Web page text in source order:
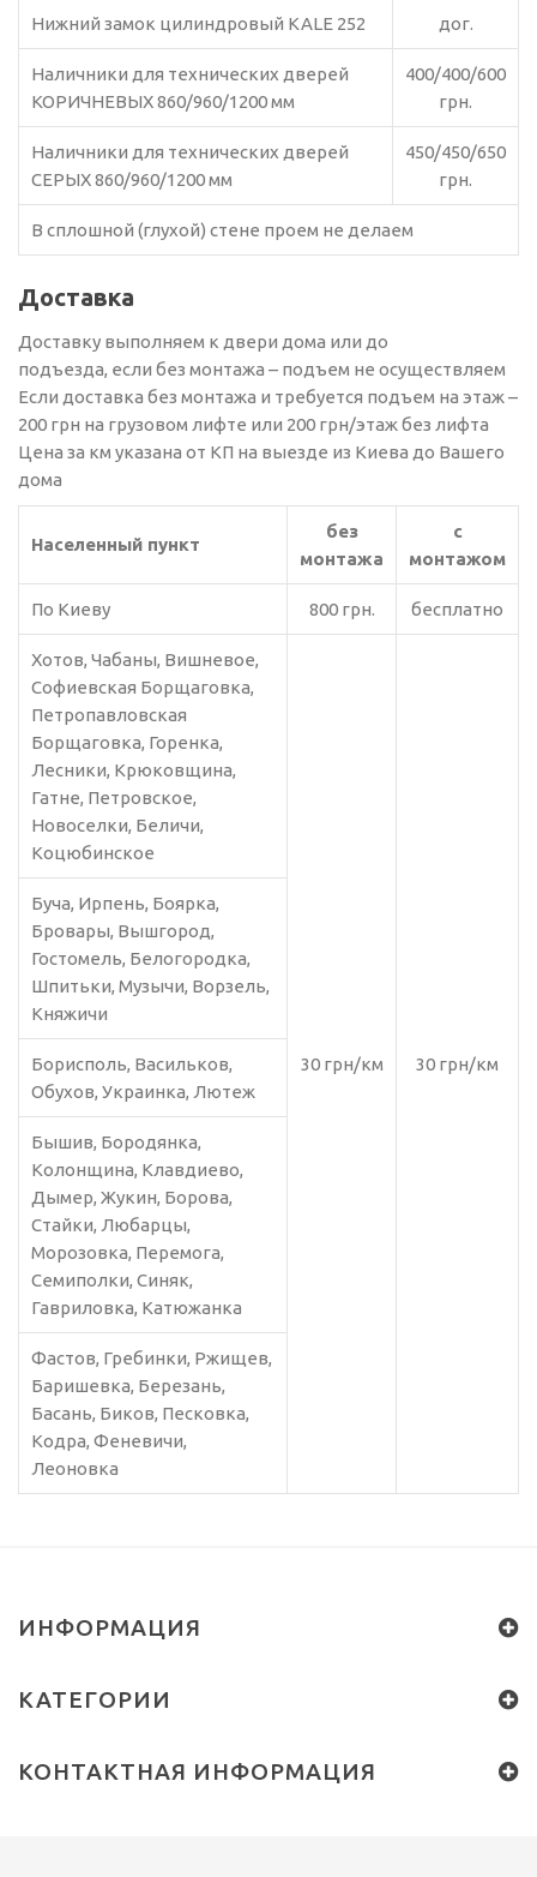
Нижний замок цилиндровый KALE 252 дог.
Наличники для технических дверей
КОРИЧНЕВЫХ 860/960/1200 мм
400/400/600
грн.
Наличники для технических дверей
СЕРЫХ 860/960/1200 мм
450/450/650
грн.
В сплошной (глухой) стене проем не делаем
Доставка
Доставку выполняем к двери дома или до
подъезда, если без монтажа – подъем не осуществляем
Если доставка без монтажа и требуется подъем на этаж –
200 грн на грузовом лифте или 200 грн/этаж без лифта
Цена за км указана от КП на выезде из Киева до Вашего
дома
Населенный пункт
без
монтажа
с
монтажом
По Киеву 800 грн. бесплатно
Хотов, Чабаны, Вишневое,
Софиевская Борщаговка,
Петропавловская
Борщаговка, Горенка,
Лесники, Крюковщина,
Гатне, Петровское,
Новоселки, Беличи,
Коцюбинское
30 грн/км 30 грн/км
Буча, Ирпень, Боярка,
Бровары, Вышгород,
Гостомель, Белогородка,
Шпитьки, Музычи, Ворзель,
Княжичи
Борисполь, Васильков,
Обухов, Украинка, Лютеж
Бышив, Бородянка,
Колонщина, Клавдиево,
Дымер, Жукин, Борова,
Стайки, Любарцы,
Морозовка, Перемога,
Семиполки, Синяк,
Гавриловка, Катюжанка
Фастов, Гребинки, Ржищев,
Баришевка, Березань,
Басань, Биков, Песковка,
Кодра, Феневичи,
Леоновка
ИНФОРМАЦИЯ
КАТЕГОРИИ
КОНТАКТНАЯ ИНФОРМАЦИЯ